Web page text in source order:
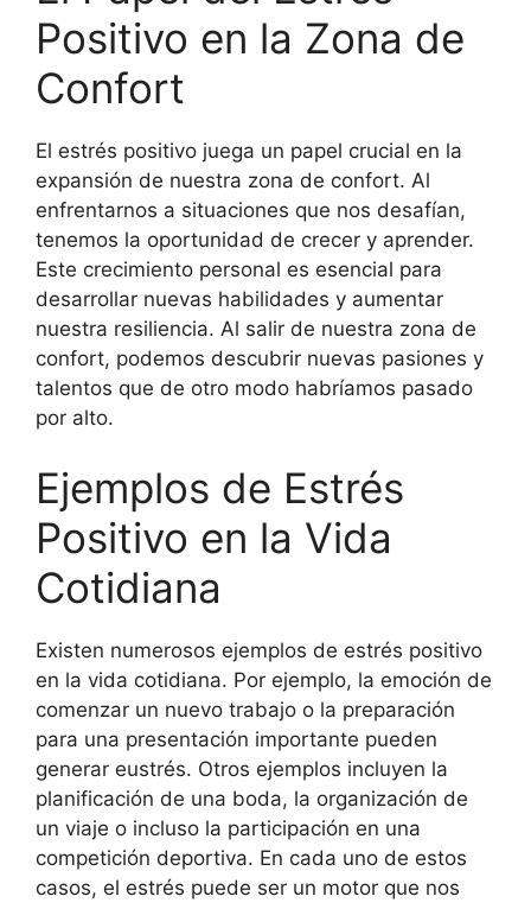
Positivo en la Zona de
Confort
El estrés positivo juega un papel crucial en la
expansión de nuestra zona de confort. Al
enfrentarnos a situaciones que nos desafían,
tenemos la oportunidad de crecer y aprender.
Este crecimiento personal es esencial para
desarrollar nuevas habilidades y aumentar
nuestra resiliencia. Al salir de nuestra zona de
confort, podemos descubrir nuevas pasiones y
talentos que de otro modo habríamos pasado
por alto.
Ejemplos de Estrés
Positivo en la Vida
Cotidiana
Existen numerosos ejemplos de estrés positivo
en la vida cotidiana. Por ejemplo, la emoción de
comenzar un nuevo trabajo o la preparación
para una presentación importante pueden
generar eustrés. Otros ejemplos incluyen la
planificación de una boda, la organización de
un viaje o incluso la participación en una
competición deportiva. En cada uno de estos
casos, el estrés puede ser un motor que nos